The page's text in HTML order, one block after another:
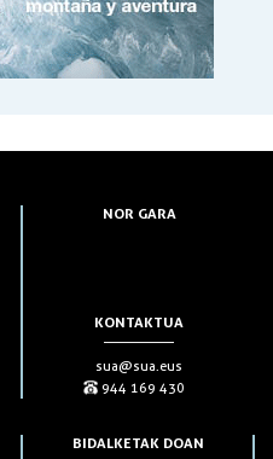
NOR GARA
KONTAKTUA
sua@sua.eus
944 169 430
BIDALKETAK DOAN